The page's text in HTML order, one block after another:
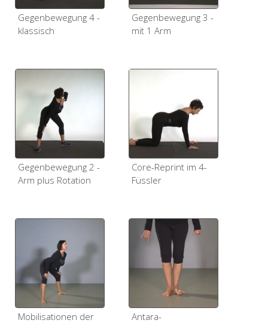
Gegenbewegung 4 -
klassisch
Gegenbewegung 3 -
mit 1 Arm
Gegenbewegung 2 -
Arm plus Rotation
Core-Reprint im 4-
Füssler
Mobilisationen der
Antara-